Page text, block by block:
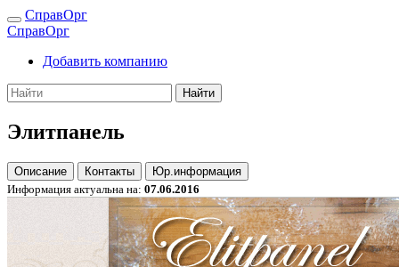
СправОрг
СправОрг
Добавить компанию
Найти
Элитпанель
Описание Контакты
Юр.информация
Информация актуальна на: 07.06.2016